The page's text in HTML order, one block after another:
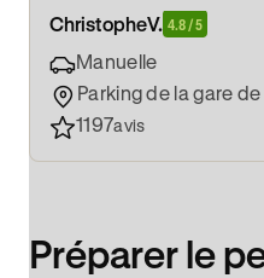
ChristopheV. 4.8 / 5
Manuelle
Parking de la gare
1197avis
Préparer le